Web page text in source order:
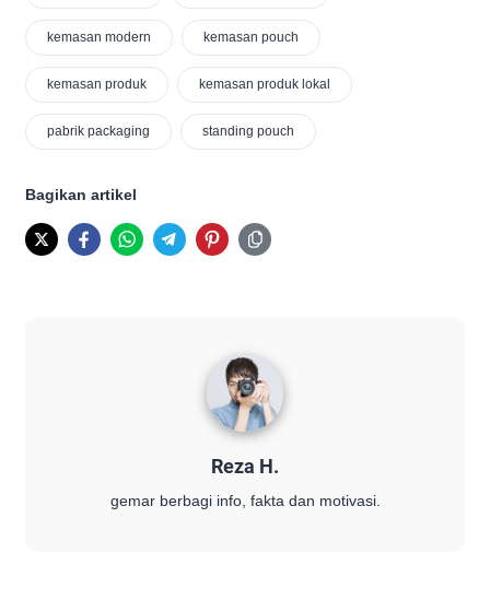
kemasan modern kemasan pouch
kemasan produk kemasan produk lokal
pabrik packaging standing pouch
Bagikan artikel
Reza H.
gemar berbagi info, fakta dan motivasi.